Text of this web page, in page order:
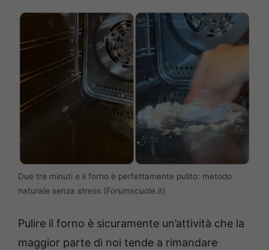
Due tre minuti e il forno è perfettamente pulito: metodo
naturale senza stress (Forumscuole.it)
Pulire il forno è sicuramente un’attività che la
maggior parte di noi tende a rimandare